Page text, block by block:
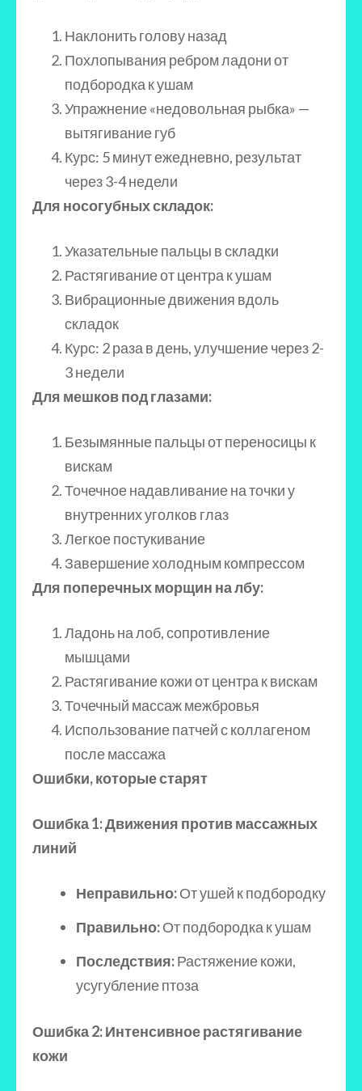
Наклонить голову назад
Похлопывания ребром ладони от
подбородка к ушам
Упражнение «недовольная рыбка» —
вытягивание губ
Курс: 5 минут ежедневно, результат
через 3-4 недели
Для носогубных складок:
Указательные пальцы в складки
Растягивание от центра к ушам
Вибрационные движения вдоль
складок
Курс: 2 раза в день, улучшение через 2-
3 недели
Для мешков под глазами:
Безымянные пальцы от переносицы к
вискам
Точечное надавливание на точки у
внутренних уголков глаз
Легкое постукивание
Завершение холодным компрессом
Для поперечных морщин на лбу:
Ладонь на лоб, сопротивление
мышцами
Растягивание кожи от центра к вискам
Точечный массаж межбровья
Использование патчей с коллагеном
после массажа
Ошибки, которые старят
Ошибка 1: Движения против массажных
линий
Неправильно:От ушей к подбородку
Правильно:От подбородка к ушам
Последствия:Растяжение кожи,
усугубление птоза
Ошибка 2: Интенсивное растягивание
кожи